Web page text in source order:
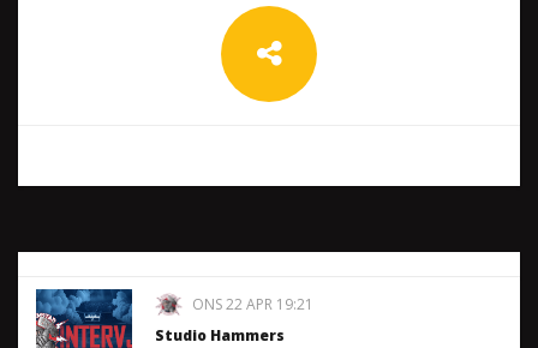
ONS 22 APR 19:21
Studio Hammers